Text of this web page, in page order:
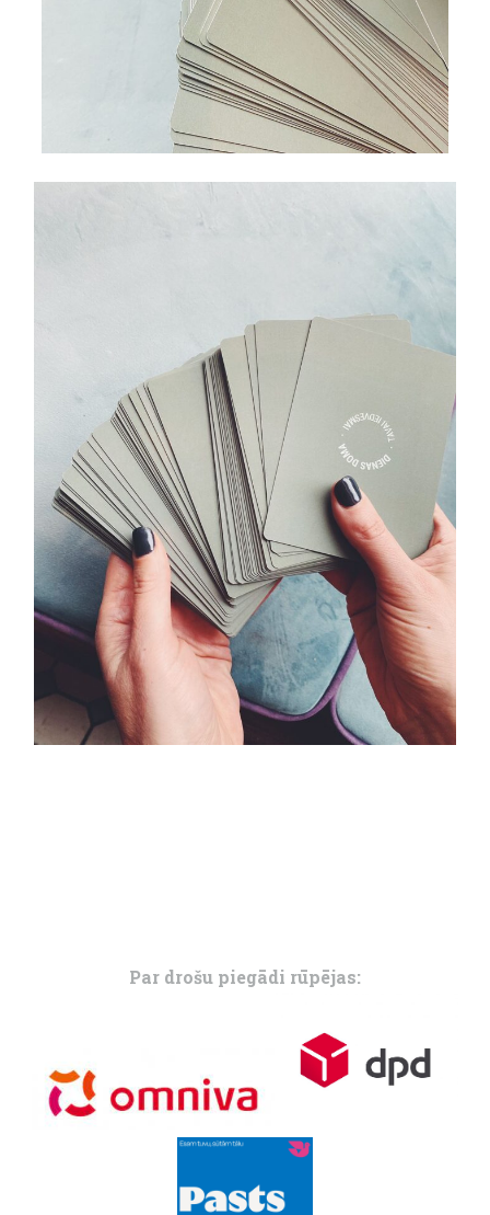
Par drošu piegādi rūpējas: